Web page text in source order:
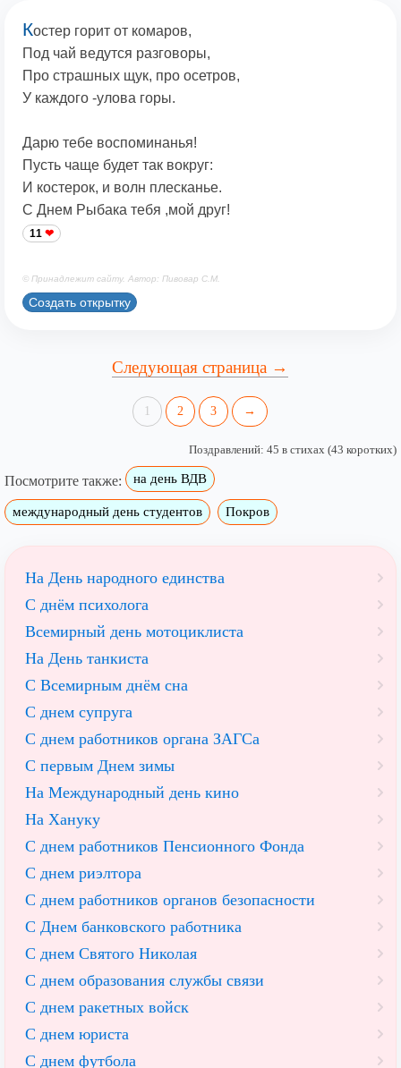
Костер горит от комаров,
Под чай ведутся разговоры,
Про страшных щук, про осетров,
У каждого -улова горы.
Дарю тебе воспоминанья!
Пусть чаще будет так вокруг:
И костерок, и волн плесканье.
С Днем Рыбака тебя ,мой друг!
11
© Принадлежит сайту. Автор: Пивовар С.М.
Создать открытку
Следующая страница →
1 2 3 →
Поздравлений: 45 в стихах (43 коротких)
Посмотрите также: на день ВДВ
международный день студентов Покров
На День народного единства
С днём психолога
Всемирный день мотоциклиста
На День танкиста
С Всемирным днём сна
С днем супруга
С днем работников органа ЗАГСа
С первым Днем зимы
На Международный день кино
На Хануку
С днем работников Пенсионного Фонда
С днем риэлтора
С днем работников органов безопасности
С Днем банковского работника
С днем Святого Николая
С днем образования службы связи
С днем ракетных войск
С днем юриста
С днем футбола